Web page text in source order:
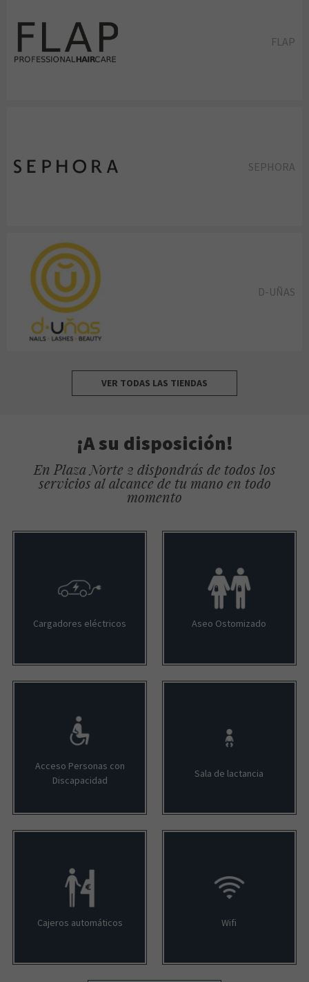
FLAP
SEPHORA
D-UÑAS
VER TODAS LAS TIENDAS
¡A su disposición!
En Plaza Norte 2 dispondrás de todos los
servicios al alcance de tu mano en todo
momento
Cargadores eléctricos Aseo Ostomizado
Acceso Personas con
Discapacidad
Sala de lactancia
Cajeros automáticos Wifi